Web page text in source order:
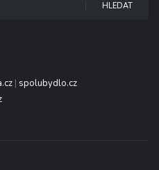
HLEDAT
| spolubydlo.cz